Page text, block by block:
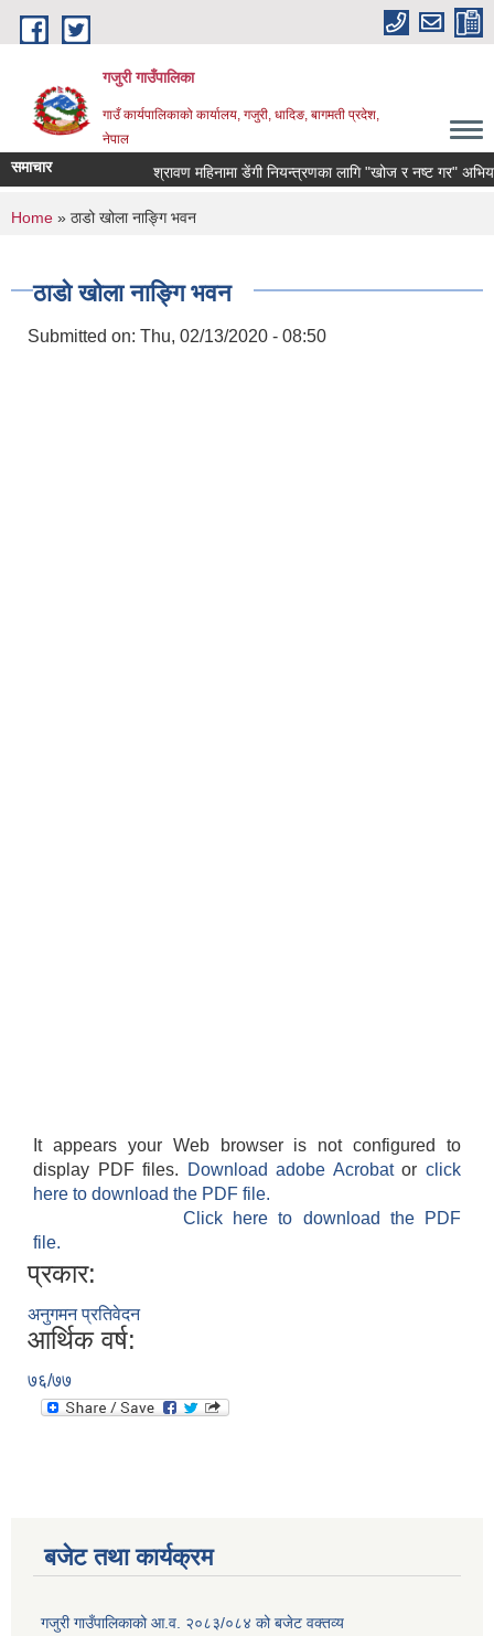
Skip to main content
गजुरी गाउँपालिका
गाउँ कार्यपालिकाको कार्यालय, गजुरी, धादिङ, बागमती प्रदेश,
नेपाल
समाचार श्रावण महिनामा डेंगी नियन्त्रणका लागि "खोज र नष्ट गर"
You are here
Home » ठाडो खोला नाङ्गि भवन
ठाडो खोला नाङ्गि भवन
Submitted on: Thu, 02/13/2020 - 08:50
It appears your Web browser is not configured to
display PDF files.
Download adobe Acrobatorclick
here to download the PDF file.
Click here to download the PDF
file.
प्रकार:
अनुगमन प्रतिवेदन
आर्थिक वर्ष:
७६/७७
बजेट तथा कार्यक्रम
गजुरी गाउँपालिकाको आ.व. २०८३/०८४ को बजेट वक्तव्य